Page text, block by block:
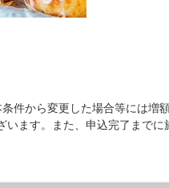
件から変更した場合等には増
ます。また、申込完了までに